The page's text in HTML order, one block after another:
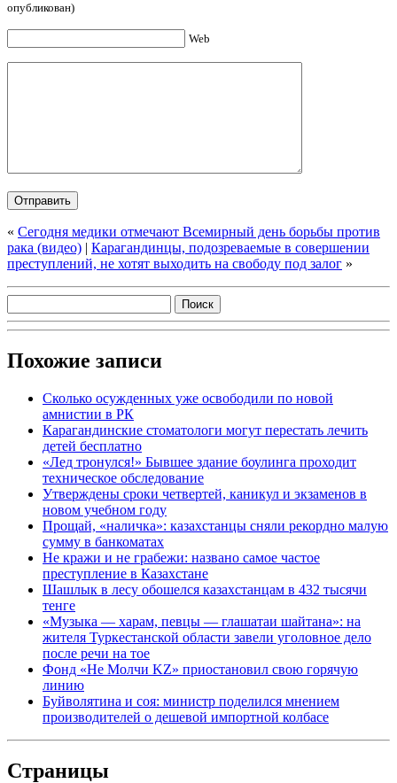
опубликован)
Web
« Сегодня медики отмечают Всемирный день борьбы против
рака (видео) | Карагандинцы, подозреваемые в совершении
преступлений, не хотят выходить на свободу под залог »
Похожие записи
Сколько осужденных уже освободили по новой
амнистии в РК
Карагандинские стоматологи могут перестать лечить
детей бесплатно
«Лед тронулся!» Бывшее здание боулинга проходит
техническое обследование
Утверждены сроки четвертей, каникул и экзаменов в
новом учебном году
Прощай, «наличка»: казахстанцы сняли рекордно малую
сумму в банкоматах
Не кражи и не грабежи: названо самое частое
преступление в Казахстане
Шашлык в лесу обошелся казахстанцам в 432 тысячи
тенге
«Музыка — харам, певцы — глашатаи шайтана»: на
жителя Туркестанской области завели уголовное дело
после речи на тое
Фонд «Не Молчи KZ» приостановил свою горячую
линию
Буйволятина и соя: министр поделился мнением
производителей о дешевой импортной колбасе
Страницы